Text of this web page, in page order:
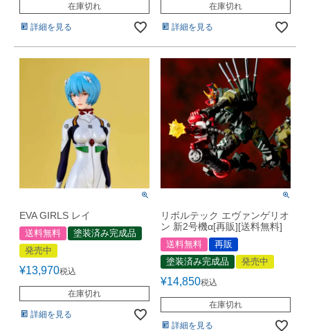
在庫切れ
詳細を見る
在庫切れ
詳細を見る
EVA GIRLS レイ
送料無料
塗装済み完成品
発売中
¥13,970税込
在庫切れ
詳細を見る
リボルテック エヴァンゲリオ
ン 新2号機α[再販][送料無料]
送料無料
再販
塗装済み完成品
発売中
¥14,850税込
在庫切れ
詳細を見る